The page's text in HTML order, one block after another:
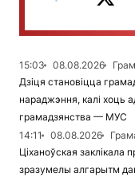
15:03 08.08.2026
Дзіця становіцца
нараджэння, калі хоць
грамадзянства — МУС
14:11
08.08.2026
Ціханоўская заклікала
зразумелы алгарытм